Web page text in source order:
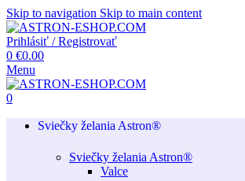
Skip to navigation Skip to main content
Prihlásiť / Registrovať
0 €0.00
Menu
0
Sviečky želania Astron®
Sviečky želania Astron®
Valce